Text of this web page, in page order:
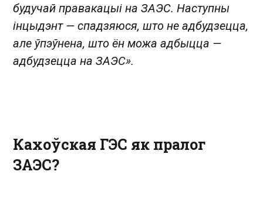
будучай правакацыі на ЗАЭС. Наступны
інцыдэнт — спадзяюся, што не адбудзецца,
але ўпэўнена, што ён можа адбыцца —
адбудзецца на ЗАЭС».
Кахоўская ГЭС як пралог
ЗАЭС?